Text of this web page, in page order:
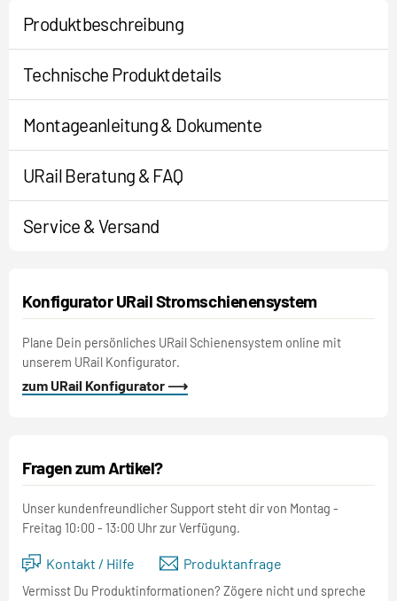
Produktbeschreibung
Technische Produktdetails
Montageanleitung & Dokumente
URail Beratung & FAQ
Service & Versand
Konfigurator URail Stromschienensystem
Plane Dein persönliches URail Schienensystem online mit
unserem URail Konfigurator.
zum URail Konfigurator ⟶
Fragen zum Artikel?
Unser kundenfreundlicher Support steht dir von Montag -
Freitag 10:00 - 13:00 Uhr zur Verfügung.
Kontakt / Hilfe Produktanfrage
Vermisst Du Produktinformationen? Zögere nicht und spreche